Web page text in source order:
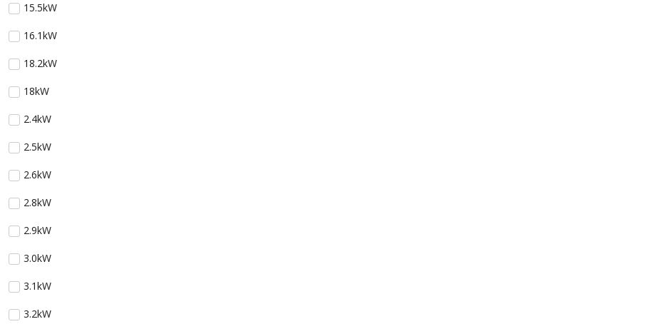
15.5kW
16.1kW
18.2kW
18kW
2.4kW
2.5kW
2.6kW
2.8kW
2.9kW
3.0kW
3.1kW
3.2kW